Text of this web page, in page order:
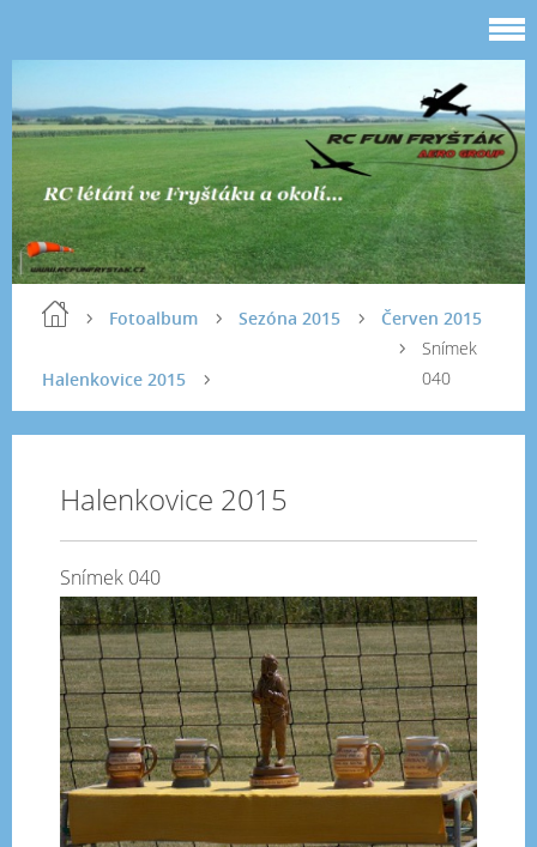
Fotoalbum Sezóna 2015 Červen 2015
Halenkovice 2015
Snímek
040
Halenkovice 2015
Snímek 040